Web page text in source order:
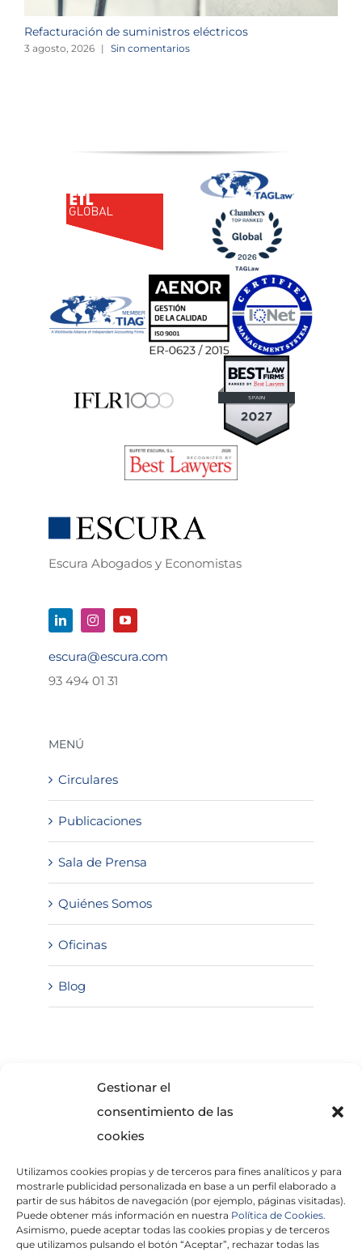
Gestionar el
consentimiento de las
cookies
Utilizamos cookies propias y de terceros para fines analíticos y para
mostrarle publicidad personalizada en base a un perfil elaborado a
partir de sus hábitos de navegación (por ejemplo, páginas visitadas).
Puede obtener más información en nuestra Política de Cookies.
Asimismo, puede aceptar todas las cookies propias y de terceros
que utilizamos pulsando el botón “Aceptar”, rechazar todas las
Refacturación de suministros eléctricos
3 agosto, 2026 | Sin comentarios
Escura Abogados y Economistas
escura@escura.com
93 494 01 31
MENÚ
Circulares
Publicaciones
Sala de Prensa
Quiénes Somos
Oficinas
Blog
He leído y acepto laPolítica de Privacidad